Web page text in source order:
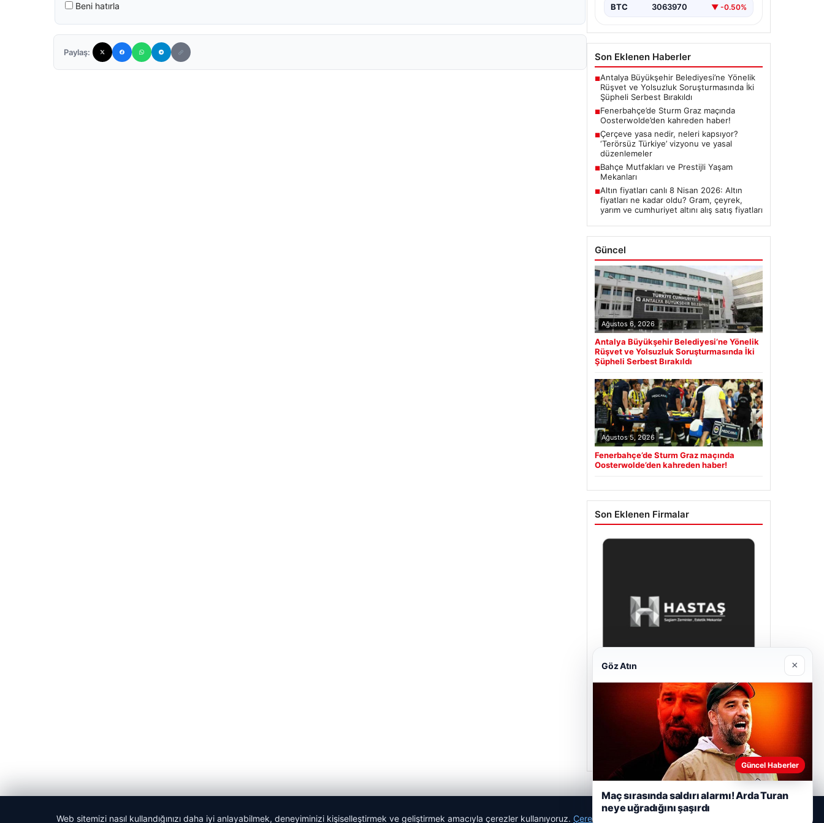
Beni hatırla
Paylaş:
BTC 3063970 ▼ -0.50%
Son Eklenen Haberler
■Antalya Büyükşehir Belediyesi’ne Yönelik
Rüşvet ve Yolsuzluk Soruşturmasında İki
Şüpheli Serbest Bırakıldı
■Fenerbahçe’de Sturm Graz maçında
Oosterwolde’den kahreden haber!
■Çerçeve yasa nedir, neleri kapsıyor?
‘Terörsüz Türkiye’ vizyonu ve yasal
düzenlemeler
■Bahçe Mutfakları ve Prestijli Yaşam
Mekanları
■Altın fiyatları canlı 8 Nisan 2026: Altın
fiyatları ne kadar oldu? Gram, çeyrek,
yarım ve cumhuriyet altını alış satış fiyatları
Güncel
Ağustos 6, 2026
Antalya Büyükşehir Belediyesi’ne Yönelik
Rüşvet ve Yolsuzluk Soruşturmasında İki
Şüpheli Serbest Bırakıldı
Ağustos 5, 2026
Fenerbahçe’de Sturm Graz maçında
Oosterwolde’den kahreden haber!
Son Eklenen Firmalar
Hastaş Beton
Web sitemizi nasıl kullandığınızı daha iyi anlayabilmek, deneyiminizi kişiselleştirmek ve geliştirmek amacıyla çerezler kullanıyoruz. Çerez Politikamız
Göz Atın ×
Güncel Haberler
Maç sırasında saldırı alarmı! Arda Turan
neye uğradığını şaşırdı